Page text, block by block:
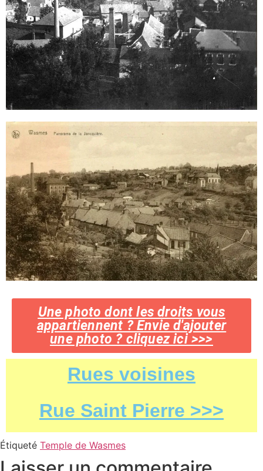
Une photo dont les droits vous
appartiennent ? Envie d'ajouter
une photo ? cliquez ici >>>
Rues voisines
Rue Saint Pierre >>>
Étiqueté Temple de Wasmes